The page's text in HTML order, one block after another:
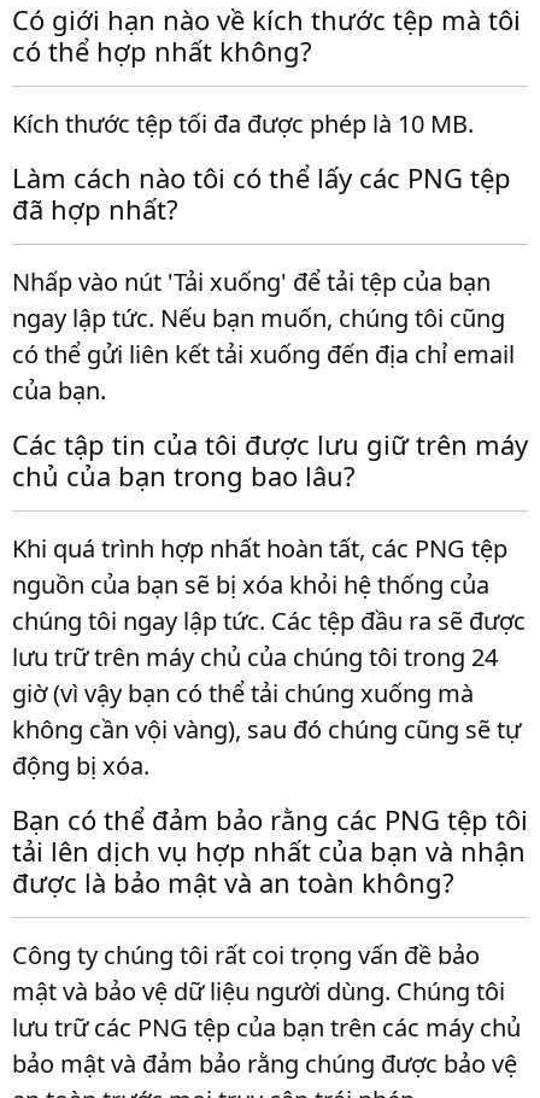
Có giới hạn nào về kích thước tệp mà tôi
có thể hợp nhất không?
Kích thước tệp tối đa được phép là 10 MB.
Làm cách nào tôi có thể lấy các PNG tệp
đã hợp nhất?
Nhấp vào nút 'Tải xuống' để tải tệp của bạn
ngay lập tức. Nếu bạn muốn, chúng tôi cũng
có thể gửi liên kết tải xuống đến địa chỉ email
của bạn.
Các tập tin của tôi được lưu giữ trên máy
chủ của bạn trong bao lâu?
Khi quá trình hợp nhất hoàn tất, các PNG tệp
nguồn của bạn sẽ bị xóa khỏi hệ thống của
chúng tôi ngay lập tức. Các tệp đầu ra sẽ được
lưu trữ trên máy chủ của chúng tôi trong 24
giờ (vì vậy bạn có thể tải chúng xuống mà
không cần vội vàng), sau đó chúng cũng sẽ tự
động bị xóa.
Bạn có thể đảm bảo rằng các PNG tệp tôi
tải lên dịch vụ hợp nhất của bạn và nhận
được là bảo mật và an toàn không?
Công ty chúng tôi rất coi trọng vấn đề bảo
mật và bảo vệ dữ liệu người dùng. Chúng tôi
lưu trữ các PNG tệp của bạn trên các máy chủ
bảo mật và đảm bảo rằng chúng được bảo vệ